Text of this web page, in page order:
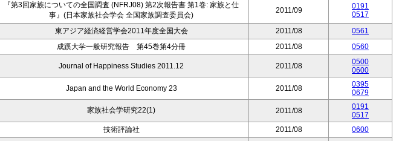
『第3回家族についての全国調査 (NFRJ08) 第2次報告書 第1巻: 家族と仕
事』(日本家族社会学会 全国家族調査委員会)
2011/09
0191
0517
東アジア経済経営学会2011年度全国大会 2011/08
0561
成蹊大学一般研究報告 第45巻第4分冊 2011/08 0560
Journal of Happiness Studies 2011.12 2011/08
0500
0600
Japan and the World Economy 23 2011/08
0395
0679
家族社会学研究22(1) 2011/08
0191
0517
技術評論社 2011/08
0600